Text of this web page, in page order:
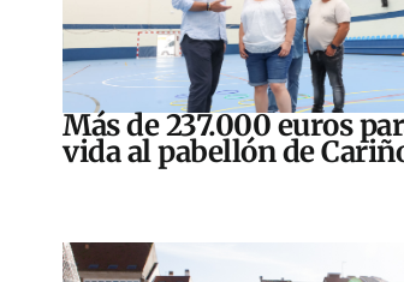
Más de 237.000 euros
vida al pabellón de